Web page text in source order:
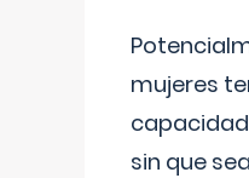
mujeres
sin que